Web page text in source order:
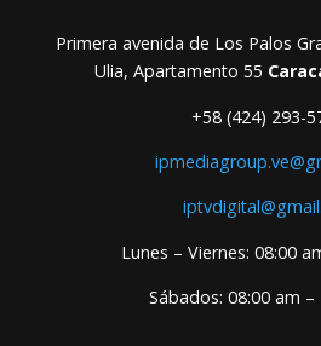
Primera avenida de Los Palos
Ulia, Apartamento 55
+58 (424) 293-
Lunes – Viernes: 08:00
Sábados: 08:00 am –